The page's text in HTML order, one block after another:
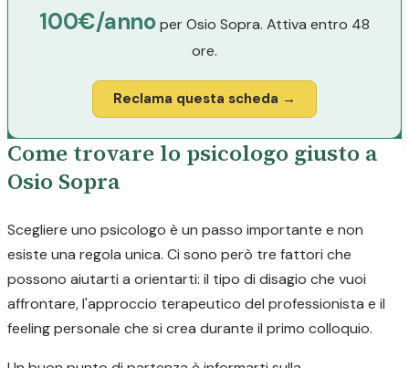
100€/annoper Osio Sopra. Attiva entro 48
ore.
Reclama questa scheda →
Come trovare lo psicologo giusto a
Osio Sopra
Scegliere uno psicologo è un passo importante e non
esiste una regola unica. Ci sono però tre fattori che
possono aiutarti a orientarti: il tipo di disagio che vuoi
affrontare, l'approccio terapeutico del professionista e il
feeling personale che si crea durante il primo colloquio.